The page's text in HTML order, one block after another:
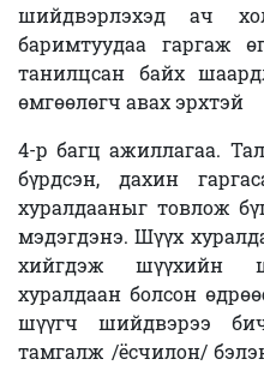
шийдвэрлэхэд ач
баримтуудаа гаргаж
танилцсан байх
өмгөөлөгч авах эрхтэй
4-р багц ажиллагаа.
бүрдсэн, дахин
хуралдааныг товлож
мэдэгдэнэ. Шүүх
хийгдэж шүүхийн
хуралдаан болсон
шүүгч шийдвэрээ
тамгалж /ёсчилон/